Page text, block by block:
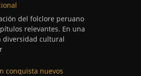
del folclore peruano
relevantes. En una
diversidad cultural
conquista nuevos